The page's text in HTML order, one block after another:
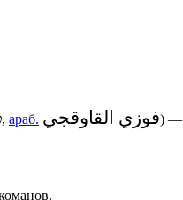
, араб. فوزي القاوقجي) —